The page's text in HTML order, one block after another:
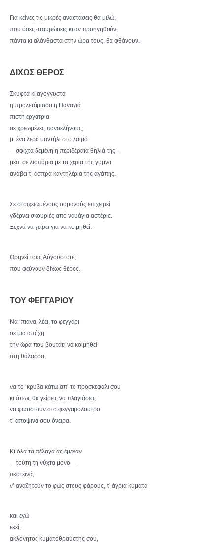
Για κείνες τις μικρές αναστάσεις θα μιλώ,
που όσες σταυρώσεις κι αν προηγηθούν,
πάντα κι αλάνθαστα στην ώρα τους, θα φθάνουν.
ΔΙΧΩΣ ΘΕΡΟΣ
Σκυφτά κι αγόγγυστα
η προλετάρισσα η Παναγιά
πιστή εργάτρια
σε χρεωμένες πανσελήνους,
μ’ ένα λερό μαντήλι στο λαιμό
—σφιχτά δεμένη η περιδέραια θηλιά της—
μεσ’ σε λιοπύρια με τα χέρια της γυμνά
ανάβει τ’ άσπρα καντηλέρια της αγάπης.
Σε στοιχειωμένους ουρανούς επιχειρεί
γδέρνει σκουριές από ναυάγια αστέρια.
Ξεχνά να γείρει για να κοιμηθεί.
Θρηνεί τους Αύγουστους
που φεύγουν δίχως θέρος.
ΤΟΥ ΦΕΓΓΑΡΙΟΥ
Να ‘πιανα, λέει, το φεγγάρι
σε μια απόχη
την ώρα που βουτάει να κοιμηθεί
στη θάλασσα,
να το ‘κρυβα κάτω απ’ το προσκεφάλι σου
κι όπως θα γείρεις να πλαγιάσεις
να φωτιστούν στο φεγγαρόλουτρο
τ’ αποψινά σου όνειρα.
Κι όλα τα πέλαγα ας έμεναν
—τούτη τη νύχτα μόνο—
σκοτεινά,
ν’ αναζητούν το φως στους φάρους, τ’ άγρια κύματα
και εγώ
εκεί,
ακλόνητος κυματοθραύστης σου,